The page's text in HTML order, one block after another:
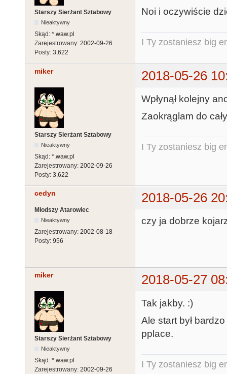
Starszy Sierżant Sztabowy
Nieaktywny
Skąd: *.waw.pl
Zarejestrowany: 2002-09-26
Posty: 3,622
Noi i oczywiście
I Ty zostaniesz big
miker 2018-05-26
Starszy Sierżant Sztabowy
Nieaktywny
Skąd: *.waw.pl
Zarejestrowany: 2002-09-26
Posty: 3,622
Wpłynął kolejny
Zaokrąglam do
I Ty zostaniesz big
cedyn 2018-05-26
Młodszy Atarowiec
Nieaktywny
Zarejestrowany: 2002-08-18
Posty: 956
czy ja dobrze
miker 2018-05-27
Starszy Sierżant Sztabowy
Nieaktywny
Skąd: *.waw.pl
Zarejestrowany: 2002-09-26
Tak jakby. :)
Ale start był
pplace.
I Ty zostaniesz big